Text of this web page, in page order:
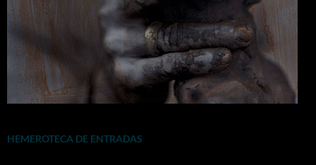
HEMEROTECA DE ENTRADAS